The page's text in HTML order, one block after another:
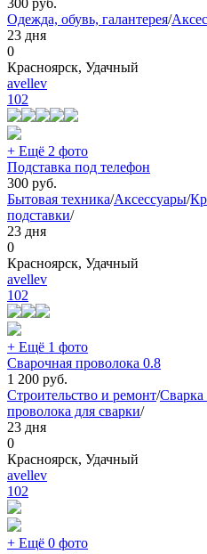
300 руб.
Одежда, обувь, галантерея/
23 дня
0
Красноярск, Удачный
avellev
102
+ Ещё 2 фото
Подставка под телефон
300 руб.
Бытовая техника/Аксессуары/
подставки/
23 дня
0
Красноярск, Удачный
avellev
102
+ Ещё 1 фото
Сварочная проволока 0.8
1 200 руб.
Строительство и ремонт/Сварка
проволока для сварки/
23 дня
0
Красноярск, Удачный
avellev
102
+ Ещё 0 фото